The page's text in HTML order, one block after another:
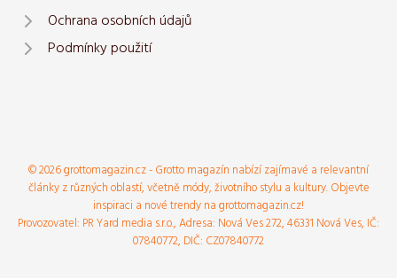
Ochrana osobních údajů
Podmínky použití
© 2026 grottomagazin.cz - Grotto magazín nabízí zajímavé a relevantní
články z různých oblastí, včetně módy, životního stylu a kultury. Objevte
inspiraci a nové trendy na grottomagazin.cz!
Provozovatel: PR Yard media s.r.o., Adresa: Nová Ves 272, 46331 Nová Ves, IČ:
07840772, DIČ: CZ07840772